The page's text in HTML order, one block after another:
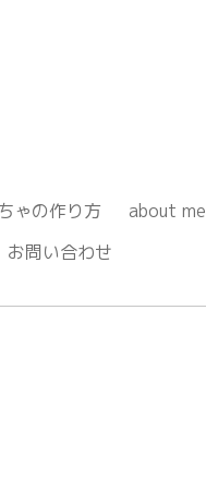
ゃの作り方
about me
お問い合わせ